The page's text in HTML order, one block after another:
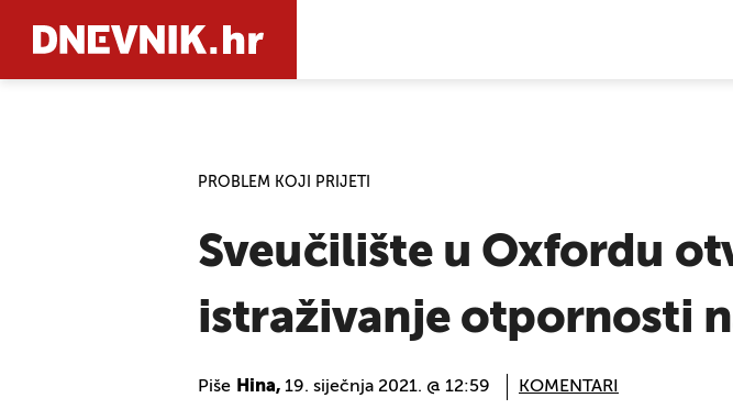
PROBLEM KOJI PRIJETI
Sveučilište u Oxfordu
istraživanje otpornosti
Piše Hina, 19. siječnja 2021. @ 12:59 KOMENTARI